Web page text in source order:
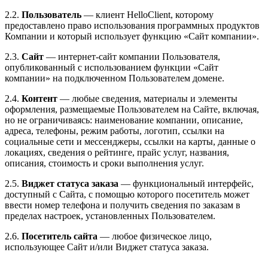
2.2. Пользователь — клиент HelloClient, которому
предоставлено право использования программных продуктов
Компании и который использует функцию «Сайт компании».
2.3. Сайт — интернет-сайт компании Пользователя,
опубликованный с использованием функции «Сайт
компании» на подключенном Пользователем домене.
2.4. Контент — любые сведения, материалы и элементы
оформления, размещаемые Пользователем на Сайте, включая,
но не ограничиваясь: наименование компании, описание,
адреса, телефоны, режим работы, логотип, ссылки на
социальные сети и мессенджеры, ссылки на карты, данные о
локациях, сведения о рейтинге, прайс услуг, названия,
описания, стоимость и сроки выполнения услуг.
2.5. Виджет статуса заказа — функциональный интерфейс,
доступный с Сайта, с помощью которого посетитель может
ввести номер телефона и получить сведения по заказам в
пределах настроек, установленных Пользователем.
2.6. Посетитель сайта — любое физическое лицо,
использующее Сайт и/или Виджет статуса заказа.